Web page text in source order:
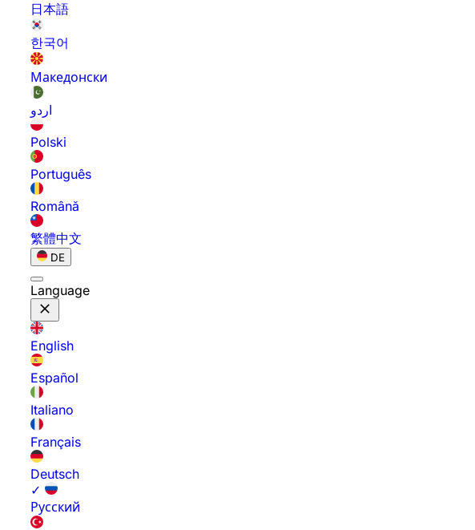
日本語
한국어
Македонски
اردو
Polski
Português
Română
繁體中文
DE
Language
English
Español
Italiano
Français
Deutsch
✓
Русский